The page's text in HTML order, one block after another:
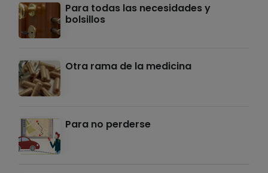
Para todas las necesidades y
bolsillos
Otra rama de la medicina
Para no perderse